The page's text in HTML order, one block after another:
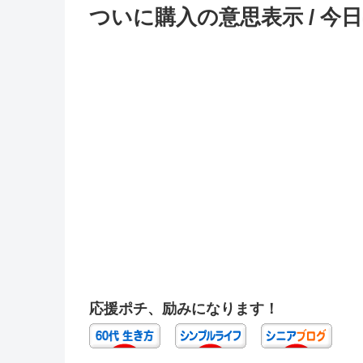
ついに購入の意思表示 / 今
応援ポチ、励みになります！